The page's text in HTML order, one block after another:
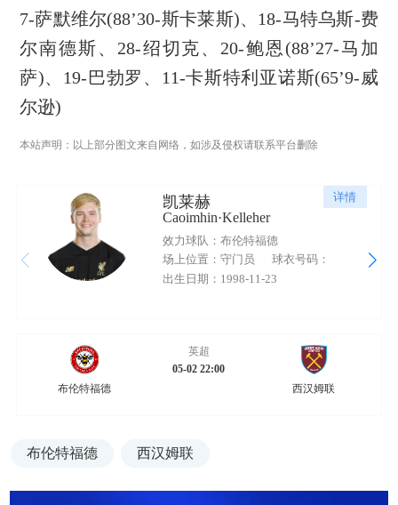
7-萨默维尔(88’30-斯卡莱斯)、18-马特乌斯-费
尔南德斯、28-绍切克、20-鲍恩(88’27-马加
萨)、19-巴勃罗、11-卡斯特利亚诺斯(65’9-威
尔逊)
本站声明：以上部分图文来自网络，如涉及侵权请联系平台删除
详情
凯莱赫
Caoimhin·Kelleher
效力球队：布伦特福德
场上位置：守门员
球衣号码：
出生日期：1998-11-23
布伦特福德
英超
05-02 22:00
西汉姆联
布伦特福德 西汉姆联